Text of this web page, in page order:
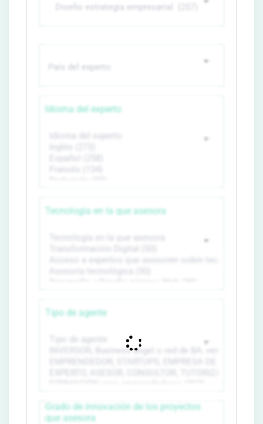
Idioma del experto
Tecnología en la que asesora
Tipo de agente
Grado de innovación de los proyectos
que asesora